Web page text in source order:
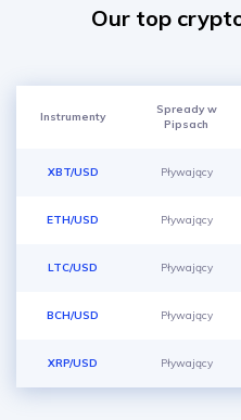
Our top
Instrumenty
Spready w
Pipsach
XBT/USD Pływający
ETH/USD Pływający
LTC/USD Pływający
BCH/USD Pływający
XRP/USD Pływający